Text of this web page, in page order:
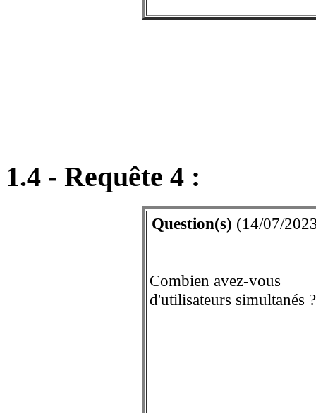
1.4 - Requête 4 :
Question(s) (14/07/
Combien avez-vous
d'utilisateurs simultanés ?